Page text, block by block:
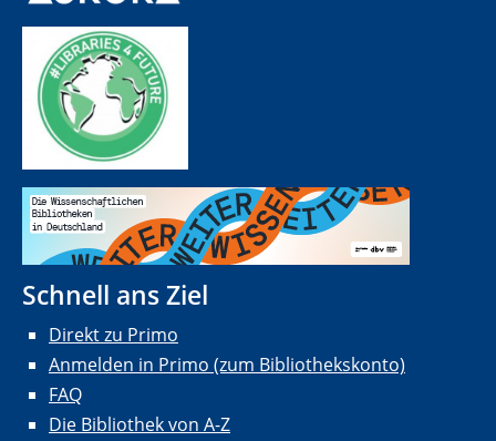
Schnell ans Ziel
Direkt zu Primo
Anmelden in Primo (zum Bibliothekskonto)
FAQ
Die Bibliothek von A-Z